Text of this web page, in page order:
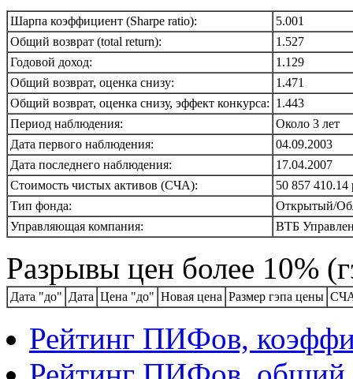
Шарпа коэффициент (Sharpe ratio):
5.001
Общий возврат (total return):
1.527
Годовой доход:
1.129
Общий возврат, оценка снизу:
1.471
Общий возврат, оценка снизу, эффект конкурса: 1.443
Период наблюдения:
Около 3 лет
Дата первого наблюдения:
04.09.2003
Дата последнего наблюдения:
17.04.2007
Стоимость чистых активов (СЧА):
50 857 410.14
Тип фонда:
Открытый/
Управляющая компания:
ВТБ
Разрывы цен более 10%
Дата "до" Дата Цена "до" Новая цена Размер гэпа цены
Рейтинг ПИФов,